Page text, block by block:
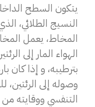
يتكون السطح
النسيج الطلائي،
المخاط، يعمل
الهواء المار إلى
بترطيبه، و إذا كان
وصوله إلى
التنفسي ووقايته من